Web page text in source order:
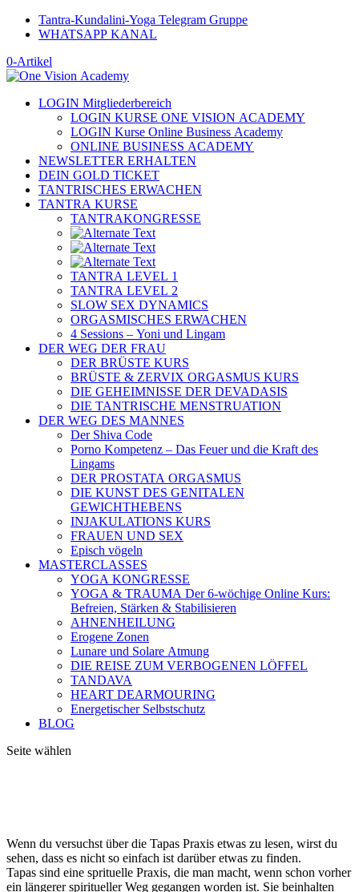
Tantra-Kundalini-Yoga Telegram Gruppe
WHATSAPP KANAL
0-Artikel
LOGIN Mitgliederbereich
LOGIN KURSE ONE VISION ACADEMY
LOGIN Kurse Online Business Academy
ONLINE BUSINESS ACADEMY
NEWSLETTER ERHALTEN
DEIN GOLD TICKET
TANTRISCHES ERWACHEN
TANTRA KURSE
TANTRAKONGRESSE
TANTRA LEVEL 1
TANTRA LEVEL 2
SLOW SEX DYNAMICS
ORGASMISCHES ERWACHEN
4 Sessions – Yoni und Lingam
DER WEG DER FRAU
DER BRÜSTE KURS
BRÜSTE & ZERVIX ORGASMUS KURS
DIE GEHEIMNISSE DER DEVADASIS
DIE TANTRISCHE MENSTRUATION
DER WEG DES MANNES
Der Shiva Code
Porno Kompetenz – Das Feuer und die Kraft des
Lingams
DER PROSTATA ORGASMUS
DIE KUNST DES GENITALEN
GEWICHTHEBENS
INJAKULATIONS KURS
FRAUEN UND SEX
Episch vögeln
MASTERCLASSES
YOGA KONGRESSE
YOGA & TRAUMA Der 6‑wöchige Online Kurs:
Befreien, Stärken & Stabilisieren
AHNENHEILUNG
Erogene Zonen
Lunare und Solare Atmung
DIE REISE ZUM VERBOGENEN LÖFFEL
TANDAVA
HEART DEARMOURING
Energetischer Selbstschutz
BLOG
Seite wählen
Wenn du versuchst über die Tapas Praxis etwas zu lesen, wirst du
sehen, dass es nicht so einfach ist darüber etwas zu finden.
Tapas sind eine sprituelle Praxis, die man macht, wenn schon vorher
ein längerer spiritueller Weg gegangen worden ist. Sie beinhalten